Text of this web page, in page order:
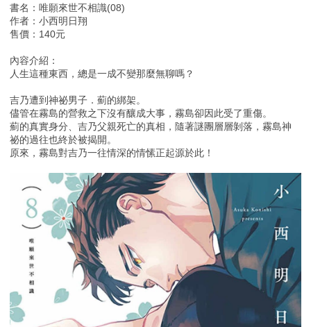
書名：唯願來世不相識(08)
作者：小西明日翔
售價：140元
內容介紹：
人生這種東西，總是一成不變那麼無聊嗎？
吉乃遭到神祕男子．薊的綁架。
儘管在霧島的營救之下沒有釀成大事，霧島卻因此受了重傷。
薊的真實身分、吉乃父親死亡的真相，隨著謎團層層剝落，霧島神
祕的過往也終於被揭開。
原來，霧島對吉乃一往情深的情愫正起源於此！